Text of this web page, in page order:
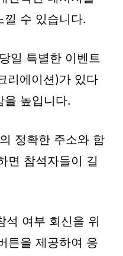
낄 수 있습니다.
일 특별한 이벤트
리에이션)가 있다
을 높입니다.
정확한 주소와 함
면 참석자들이 길
석 여부 회신을 위
튼을 제공하여 응